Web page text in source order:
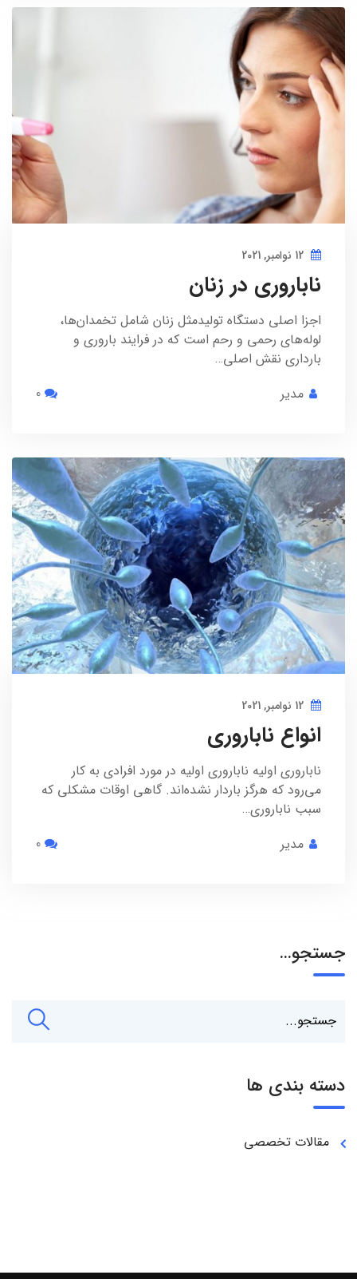
ناباروری در زنان
اجزا اصلی دستگاه تولیدمثل زنان شامل تخمدان‌ها،
لوله‌های رحمی و رحم است که در فرایند باروری و
بارداری نقش اصلی…
مدیر
انواع ناباروری
ناباروری اولیه ناباروری اولیه در مورد افرادی به کار
می‌رود که هرگز باردار نشده‌اند. گاهی اوقات مشکلی که
سبب ناباروری…
مدیر
جستجو…
دسته بندی ها
مقالات تخصصی